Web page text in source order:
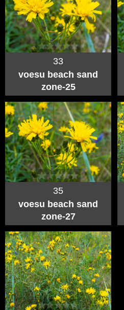
33
voesu beach sand
zone-25
35
voesu beach sand
zone-27